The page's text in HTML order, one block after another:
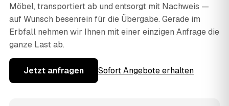
Möbel, transportiert ab und entsorgt mit Nachweis —
auf Wunsch besenrein für die Übergabe. Gerade im
Erbfall nehmen wir Ihnen mit einer einzigen Anfrage die
ganze Last ab.
Jetzt anfragen Sofort Angebote erhalten